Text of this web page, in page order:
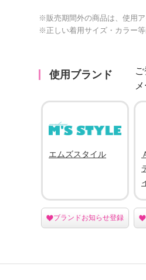
※販売期間外の商品は、使用ア
※正しい着用サイズ・カラー等
使用ブランド
エムズスタイル
ブランドお知らせ登録